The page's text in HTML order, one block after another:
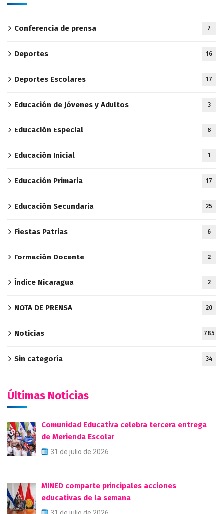
Conferencia de prensa 7
Deportes 16
Deportes Escolares 17
Educación de Jóvenes y Adultos 3
Educación Especial 8
Educación Inicial 1
Educación Primaria 17
Educación Secundaria 25
Fiestas Patrias 6
Formación Docente 2
Índice Nicaragua 2
NOTA DE PRENSA 20
Noticias 785
Sin categoría 34
Últimas Noticias
Comunidad Educativa celebra tercera entrega
de Merienda Escolar
31 de julio de 2026
MINED comparte principales acciones
educativas de la semana
31 de julio de 2026